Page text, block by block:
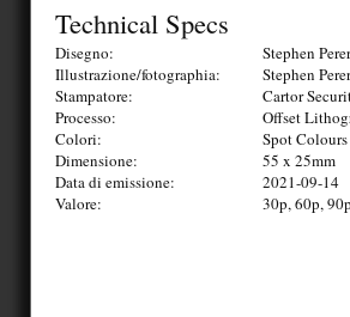
Technical Specs
Disegno:
Stephen
Illustrazione/fotographia:
Stephen
Stampatore:
Cartor
Processo:
Offset
Colori:
Spot Colours
Dimensione:
55 x 25mm
Data di emissione:
2021-09-14
Valore:
30p, 60p,